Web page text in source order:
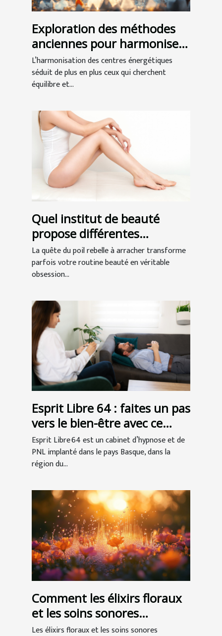
Exploration des méthodes
anciennes pour harmoniser
les centres énergétiques
L’harmonisation des centres énergétiques
séduit de plus en plus ceux qui cherchent
équilibre et...
Quel institut de beauté
propose différentes
épilations à Bordeaux ?
La quête du poil rebelle à arracher transforme
parfois votre routine beauté en véritable
obsession...
Esprit Libre 64 : faites un pas
vers le bien-être avec ce
cabinet d’hypnose à Anglet !
Esprit Libre 64 est un cabinet d’hypnose et de
PNL implanté dans le pays Basque, dans la
région du...
Comment les élixirs floraux
et les soins sonores
favorisent le bien-être ?
Les élixirs floraux et les soins sonores